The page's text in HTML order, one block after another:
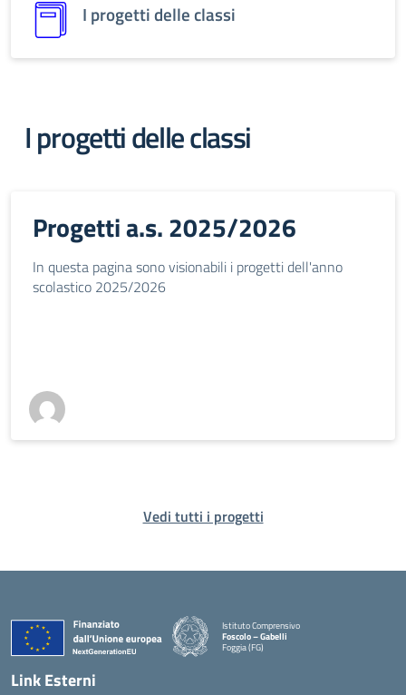
I progetti delle classi
I progetti delle classi
Progetti a.s. 2025/2026
In questa pagina sono visionabili i progetti dell'anno
scolastico 2025/2026
Vedi tutti i progetti
Istituto Comprensivo
Foscolo – Gabelli
Foggia (FG)
— Visita la pagina iniziale della scuola
Link Esterni